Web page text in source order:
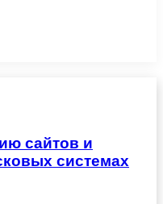
сайтов и
системах